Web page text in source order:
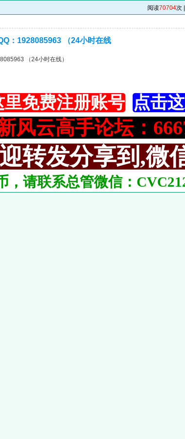
阅读70704次 |
：1928085963 （24小时在线
（24小时在线）
里免费注册账号 点击
风云高手论坛：
转发分享到,微
，请联系总管微信：